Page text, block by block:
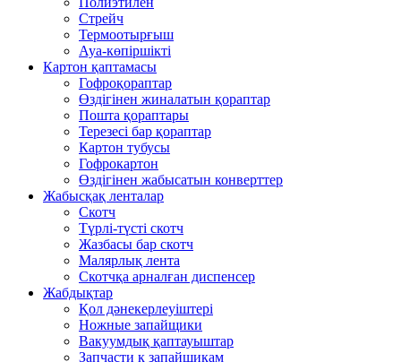
Стрейч
Термоотырғыш
Ауа-көпіршікті
Картон қаптамасы
Гофроқораптар
Өздігінен жиналатын қораптар
Пошта қораптары
Терезесі бар қораптар
Картон тубусы
Гофрокартон
Өздігінен жабысатын конверттер
Жабысқақ ленталар
Скотч
Түрлі-түсті скотч
Жазбасы бар скотч
Малярлық лента
Скотчқа арналған диспенсер
Жабдықтар
Қол дәнекерлеуіштері
Ножные запайщики
Вакуумдық қаптауыштар
Запчасти к запайщикам